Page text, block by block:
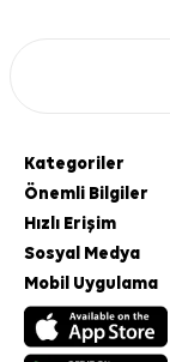
Kategoriler
Önemli Bilgiler
Hızlı Erişim
Sosyal Medya
Mobil Uygulama